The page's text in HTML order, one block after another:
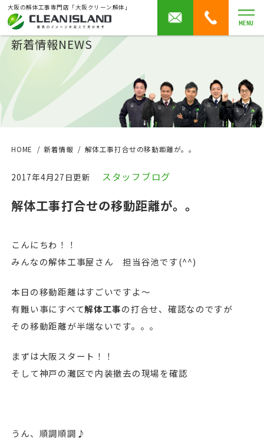
大阪の解体工事専門店「大阪クリーン解体」
MENU
新着情報NEWS
HOME 新着情報 解体工事打合せの移動距離が。。
2017年4月27日更新 スタッフブログ
解体工事打合せの移動距離が。。
こんにちわ！！
みんなの解体工事屋さん 担当谷池です(^^)
本日の移動距離はすごいですよ～
有難い事にすべて解体工事の打合せ、確認なのですが
その移動距離が半端ないです。。。
まずは大阪スタート！！
そして神戸の灘区で内装撤去の現場を確認
うん、順調順調♪